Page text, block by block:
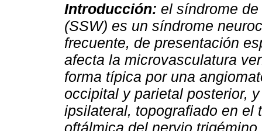
Introducción: el síndrome
(SSW) es un síndrome
frecuente, de presentación
afecta la microvasculatura
forma típica por una
occipital y parietal posterior,
ipsilateral, topografiado en el
oftálmica del nervio